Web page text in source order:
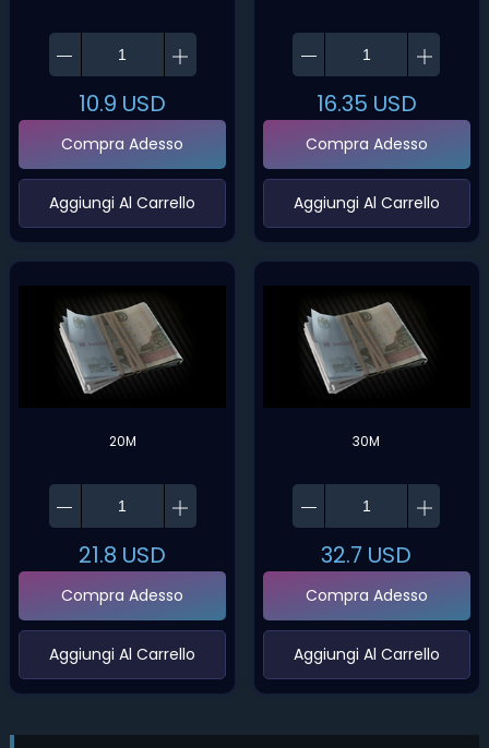
10.9 USD
Compra Adesso
‌Aggiungi Al Carrello‌
16.35 USD
Compra Adesso
‌Aggiungi Al Carrello‌
20M
21.8 USD
Compra Adesso
‌Aggiungi Al Carrello‌
30M
32.7 USD
Compra Adesso
‌Aggiungi Al Carrello‌